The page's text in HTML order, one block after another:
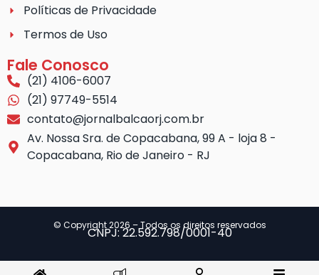
Políticas de Privacidade
Termos de Uso
Fale Conosco
(21) 4106-6007
(21) 97749-5514
contato@jornalbalcaorj.com.br
Av. Nossa Sra. de Copacabana, 99 A - loja 8 -
Copacabana, Rio de Janeiro - RJ
© Copyright 2026 – Todos os direitos reservados
CNPJ: 22.592.798/0001-40